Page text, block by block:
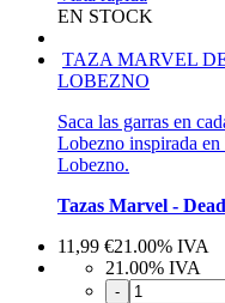
EN STOCK
TAZA MARVEL
LOBEZNO
Saca las garras en
Lobezno inspirada
Lobezno.
Tazas Marvel -
11,99 €21.00% IVA
21.00% IVA
-